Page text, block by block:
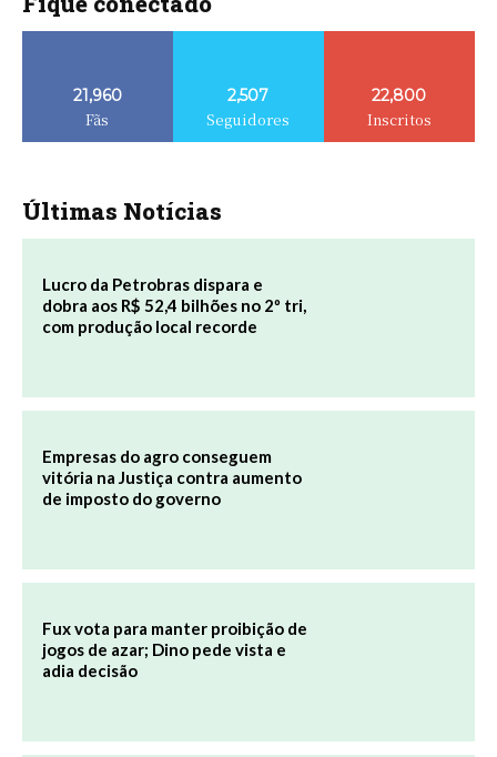
21,960
Fãs
2,507
Seguidores
22,800
Inscritos
Últimas Notícias
Lucro da Petrobras dispara e
dobra aos R$ 52,4 bilhões no 2º tri,
com produção local recorde
Empresas do agro conseguem
vitória na Justiça contra aumento
de imposto do governo
Fux vota para manter proibição de
jogos de azar; Dino pede vista e
adia decisão